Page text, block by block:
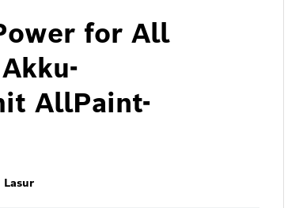
for All
AllPaint-